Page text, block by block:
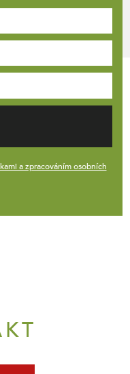
a zpracováním osobních